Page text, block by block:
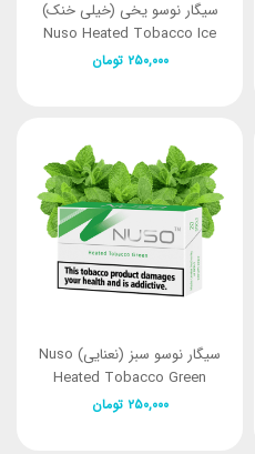
سیگار نوسو یخی (خیلی خنک)
Nuso Heated Tobacco Ice
Stormتومان۲۵۰,۰۰۰
سیگار نوسو سبز (نعنایی) Nuso
Heated Tobacco Green
تومان۲۵۰,۰۰۰